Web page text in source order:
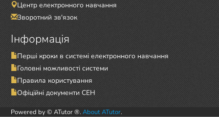
Центр електронного навчання
Зворотний зв'язок
Інформація
Перші кроки в системі електронного навчання
Головні можливості системи
Правила користування
Офіційні документи СЕН
Powered by © ATutor ®. About ATutor.